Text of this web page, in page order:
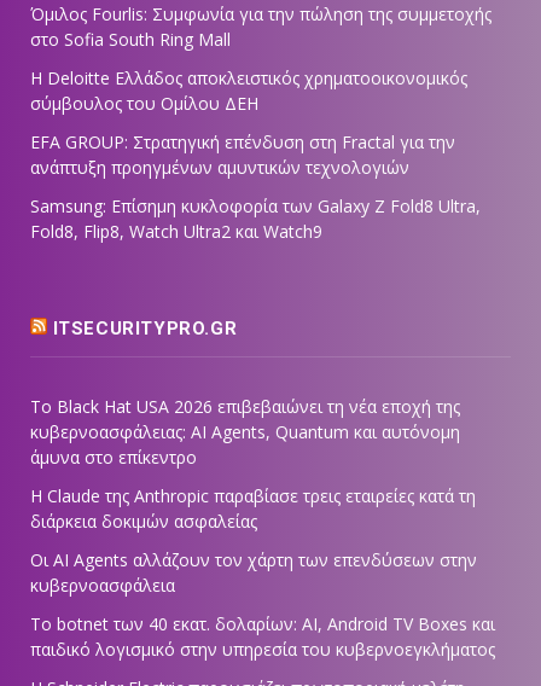
Όμιλος Fourlis: Συμφωνία για την πώληση της συμμετοχής
στο Sofia South Ring Mall
Η Deloitte Ελλάδος αποκλειστικός χρηματοοικονομικός
σύμβουλος του Ομίλου ΔΕΗ
EFA GROUP: Στρατηγική επένδυση στη Fractal για την
ανάπτυξη προηγμένων αμυντικών τεχνολογιών
Samsung: Επίσημη κυκλοφορία των Galaxy Z Fold8 Ultra,
Fold8, Flip8, Watch Ultra2 και Watch9
ITSECURITYPRO.GR
Το Black Hat USA 2026 επιβεβαιώνει τη νέα εποχή της
κυβερνοασφάλειας: AI Agents, Quantum και αυτόνομη
άμυνα στο επίκεντρο
Η Claude της Anthropic παραβίασε τρεις εταιρείες κατά τη
διάρκεια δοκιμών ασφαλείας
Οι AI Agents αλλάζουν τον χάρτη των επενδύσεων στην
κυβερνοασφάλεια
Το botnet των 40 εκατ. δολαρίων: AI, Android TV Boxes και
παιδικό λογισμικό στην υπηρεσία του κυβερνοεγκλήματος